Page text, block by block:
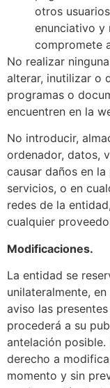
otros
enunciativo y
compromete
No realizar
alterar, inutilizar o
programas o
encuentren en la
No introducir,
ordenador, datos,
causar daños en
servicios, o en
redes de la
cualquier
Modificaciones.
La entidad se
unilateralmente,
aviso las
procederá a su
antelación posible.
derecho a
momento y sin